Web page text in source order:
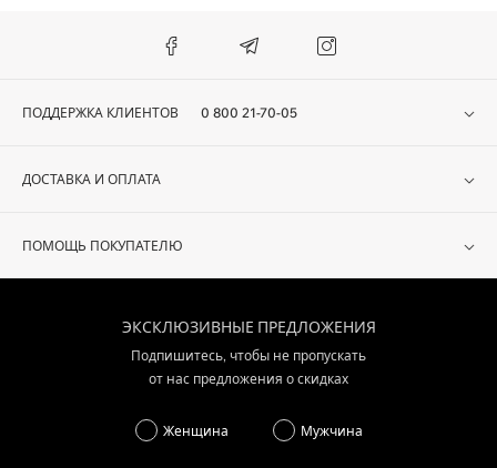
ПОДДЕРЖКА КЛИЕНТОВ 0 800 21-70-05
ДОСТАВКА И ОПЛАТА
ПОМОЩЬ ПОКУПАТЕЛЮ
ЭКСКЛЮЗИВНЫЕ ПРЕДЛОЖЕНИЯ
Подпишитесь, чтобы не пропускать
от нас предложения о скидках
Женщина Мужчина